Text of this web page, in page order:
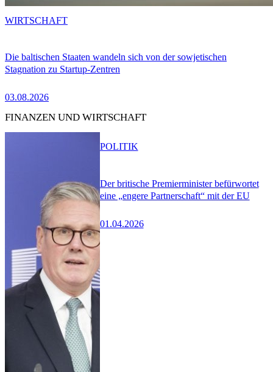
Die baltischen Staaten wandeln sich von der sowjetischen
Stagnation zu Startup-Zentren
03.08.2026
WIRTSCHAFT
FINANZEN UND WIRTSCHAFT
Der britische Premierminister befürwortet
eine „engere Partnerschaft“ mit der EU
01.04.2026
POLITIK